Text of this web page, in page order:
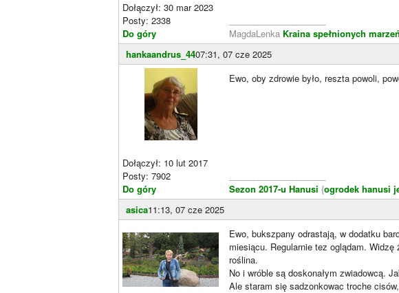
Dołączył: 30 mar 2023
Posty: 2338
Do góry
MagdaLenka Kraina spełnionych marzeń
hankaandrus_4407:31, 07 cze 2025
Dołączył: 10 lut 2017
Posty: 7902
Do góry
Ewo, oby zdrowie było, reszta powoli,
Sezon 2017-u Hanusi {ogrodek hanusi
asica11:13, 07 cze 2025
Ewo, bukszpany odrastają, w dodatku
miesiącu. Regularnie tez oglądam.
roślina.
No i wróble są doskonałym zwiadowcą.
Ale staram się sadzonkowac troche